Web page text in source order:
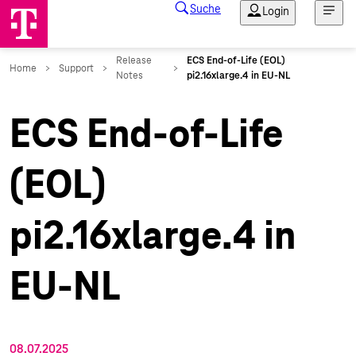
ECS End-of-Life
(EOL)
pi2.16xlarge.4 in
EU-NL
08.07.2025